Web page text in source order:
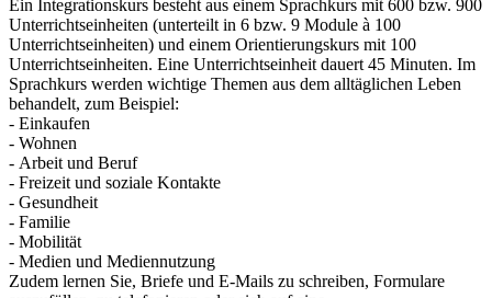
Ein Integrationskurs besteht aus einem Sprachkurs mit 600 bzw. 900
Unterrichtseinheiten (unterteilt in 6 bzw. 9 Module à 100
Unterrichtseinheiten) und einem Orientierungskurs mit 100
Unterrichtseinheiten. Eine Unterrichtseinheit dauert 45 Minuten. Im
Sprachkurs werden wichtige Themen aus dem alltäglichen Leben
behandelt, zum Beispiel:
- Einkaufen
- Wohnen
- Arbeit und Beruf
- Freizeit und soziale Kontakte
- Gesundheit
- Familie
- Mobilität
- Medien und Mediennutzung
Zudem lernen Sie, Briefe und E-Mails zu schreiben, Formulare